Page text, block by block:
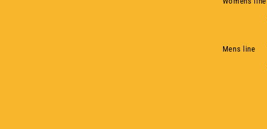
Mens line